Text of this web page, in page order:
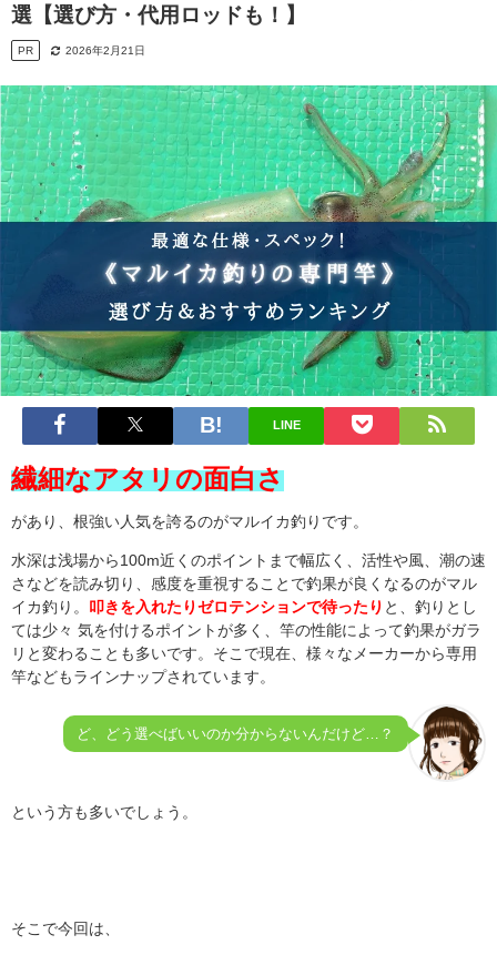
選【選び方・代用ロッドも！】
PR 2026年2月21日
LINE
繊細なアタリの面白さ
があり、根強い人気を誇るのがマルイカ釣りです。
水深は浅場から100m近くのポイントまで幅広く、活性や風、潮の速
さなどを読み切り、感度を重視することで釣果が良くなるのがマル
イカ釣り。 叩きを入れたりゼロテンションで待ったり と、釣りとし
ては少々 気を付けるポイントが多く、 竿の性能によって釣果がガラ
リと変わることも多いです。そこで現在、 様々なメーカーから専用
竿などもラインナップされています。
ど、どう選べばいいのか分からないんだけど…？
という方も多いでしょう。
そこで今回は、